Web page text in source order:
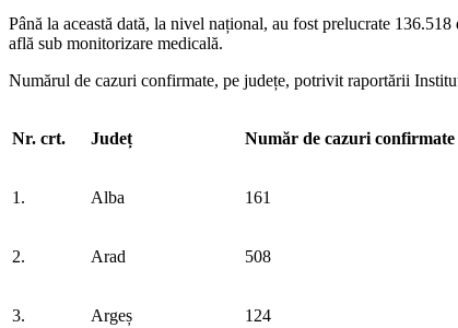
Până la această dată, la nivel național, au fost prelucrate
află sub monitorizare medicală.
Numărul de cazuri confirmate, pe județe, potrivit raportării
Nr. crt. Județ Număr de cazuri confirmate
1. Alba 161
2. Arad 508
3. Argeș 124